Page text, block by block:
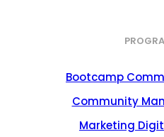
Bootcamp
Community
Marketing